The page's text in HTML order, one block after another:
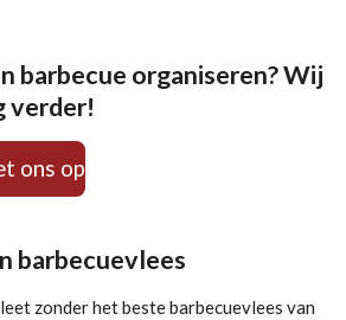
barbecue organiseren? Wij
verder!
ons op
barbecuevlees
zonder het beste barbecuevlees van